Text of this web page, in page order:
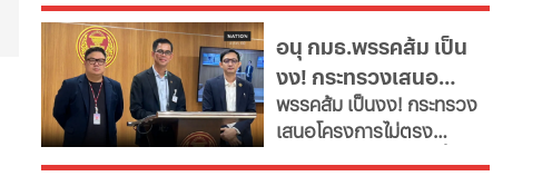
แรกจาก อาร์เซนอล ในการ
ล่าตัว "กิมาไรส์" ขณะที่ โค
โม่ ปิดดีล "ชาโลบาห์"
อนุ กมธ.พรรคส้ม เป็น
งง! กระทรวงเสนอ
โครงการไม่ตรงภารกิจ
พรรคส้ม เป็นงง! กระทรวง
เสนอโครงการไม่ตรง